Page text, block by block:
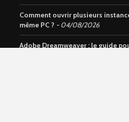
Comment ouvrir plusieurs
même PC ?
04/08/2026
Adobe Dreamweaver : le guide